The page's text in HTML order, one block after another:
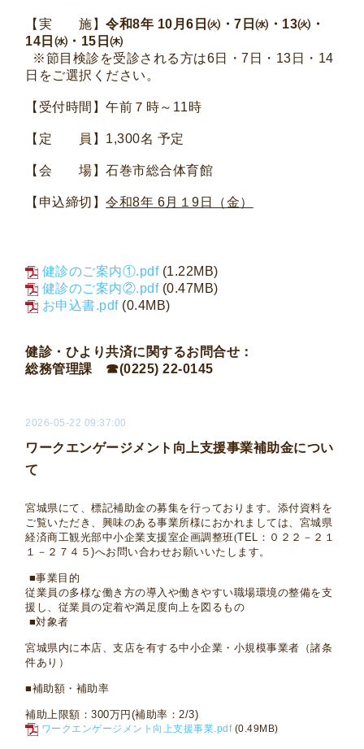
【実 施】令和8年 10月6日㈫・7日㈬・13㈫・
14日㈬・15日㈭
※節目検診を受診される方は6日・7日・13日・14
日をご選択ください。
【受付時間】午前７時～11時
【定 員】1,300名 予定
【会 場】石巻市総合体育館
【申込締切】令和8年 6月１9日（金）
健診のご案内①.pdf(1.22MB)
健診のご案内②.pdf(0.47MB)
お申込書.pdf(0.4MB)
健診・ひより共済に関するお問合せ：
総務管理課 ☎(0225) 22-0145
2026-05-22 09:37:00
ワークエンゲージメント向上支援事業補助金につい
て
宮城県にて、標記補助金の募集を行っております。添付資料を
ご覧いただき、興味のある事業所様におかれましては、 宮城県
経済商工観光部中小企業支援室企画調整班(TEL
：０２２－２１
１－２７４５)へお問い合わせお願いいたします。
■事業目的
従業員の多様な働き方の導入や働きやすい職場環境の整備を支
援し、従業員の定着や満足度向上を図るもの
■対象者
宮城県内に本店、支店を有する中小企業・小規模事業者（諸条
件あり）
■補助額・補助率
補助上限額：300万円(補助率： 2/3)
ワークエンゲージメント向上支援事業.pdf (0.49MB)